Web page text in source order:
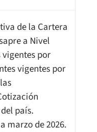
de la Cartera
a Nivel
vigentes por
vigentes por
país.
marzo de 2026.